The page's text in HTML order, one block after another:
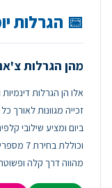
📅 הגרלות
מהן הגרלות צ'אנס, 777 ו-
אלו הן הגרלות
זכייה מגוונות
מהווה דרך קלה